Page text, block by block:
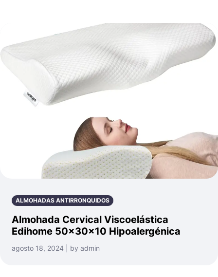
ALMOHADAS ANTIRRONQUIDOS
Almohada Cervical Viscoelástica
Edihome 50x30x10 Hipoalergénica
agosto 18, 2024 | by admin